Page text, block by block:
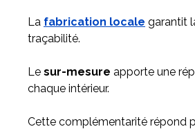
La fabrication locale garantit
traçabilité.
Le sur-mesure apporte une
chaque intérieur.
Cette complémentarité répond